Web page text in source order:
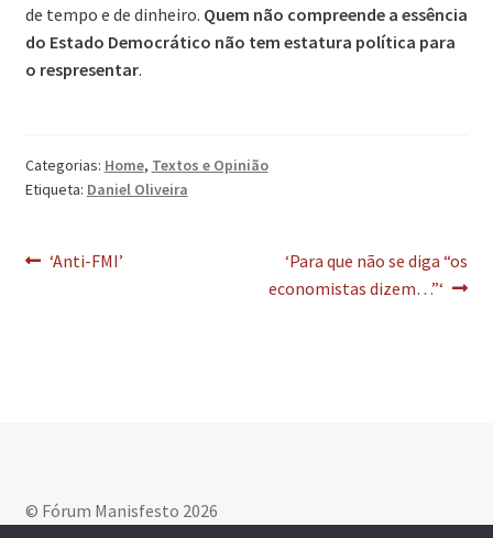
de tempo e de dinheiro. Quem não compreende a essência
do Estado Democrático não tem estatura política para
o respresentar.
Categorias: Home, Textos e Opinião
Etiqueta: Daniel Oliveira
Navegação
Artigo
‘Anti-FMI’
Artigo
seguinte:
‘Para que não se diga “os
economistas dizem…”‘
© Fórum Manisfesto 2026